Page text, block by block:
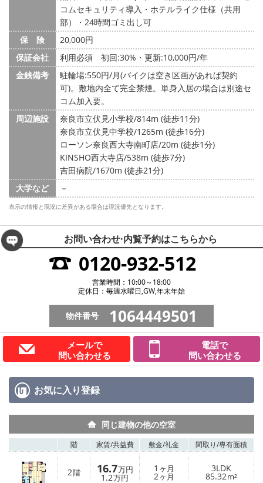
コムセキュリティ導入・ホテルライク仕様（共用
部）・24時間ゴミ出し可
保 険
20,000円
保証会社
利用必須 初回:30%・更新:10,000円/年
金銭備考
駐輪場:550円/月(バイクは空き区画があれば契約
可)。敷地内全て完全禁煙。単身入居の場合は別途セ
コム加入要。
周辺施設
奈良市立伏見小学校/814m (徒歩11分)
奈良市立伏見中学校/1265m (徒歩16分)
ローソン奈良西大寺南町店/20m (徒歩1分)
KINSHO西大寺店/538m (徒歩7分)
吉田病院/1670m (徒歩21分)
大学など
－
表示の情報と現況に差異がある場合は現況優先となります。
お問い合わせ·内覧予約はこちらから
0120-932-512
営業時間：10:00～18:00
定休日：毎週水曜日,GW,年末年始
物件番号 1064449501
メールで
問い合わせる
電話で
問い合わせる
お気に入り登録
同じ建物の他の空室
階 家賃/共益費 敷金/礼金 間取り/専有面積
2階 16.7万円
1.2万円
1 ヶ月
2ヶ月
3LDK
85.32m²